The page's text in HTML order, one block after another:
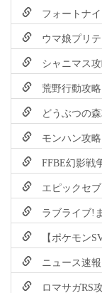
フォートナイ
ウマ娘プリテ
シャニマス攻
荒野行動攻略
どうぶつの森
モンハン攻略
FFBE幻影戦
エピックセブ
ラブライブ!
【ポケモン
ニュース速
ロマサガRS